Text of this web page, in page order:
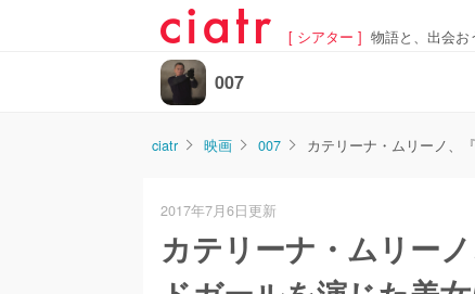
[ シアター ] 物語と、出会お
007
ciatr 映画 007 カテリーナ・ムリーノ、
2017年7月6日更新
カテリーナ・ムリー